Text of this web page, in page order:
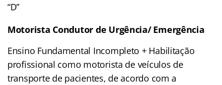
“D”
Motorista Condutor de Urgência/ Emergência
Ensino Fundamental Incompleto + Habilitação
profissional como motorista de veículos de
transporte de pacientes, de acordo com a